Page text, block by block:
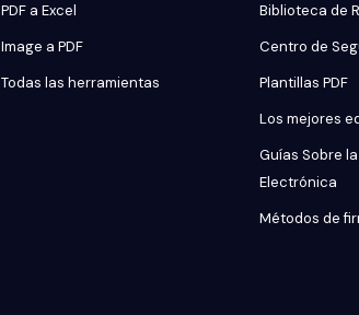
PDF a Excel
Image a PDF
Todas las herramientas
Biblioteca de
Centro de
Plantillas PDF
Los mejores
Guías Sobre
Electrónica
Métodos de